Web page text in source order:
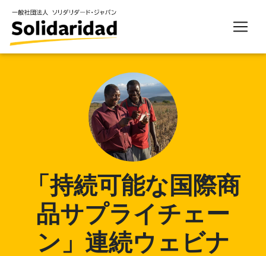
「持続可能な国際商
品サプライチェー
ン」連続ウェビナ